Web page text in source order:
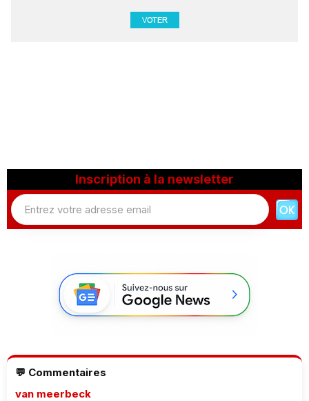
Inscription à la newsletter
💬 Commentaires
van meerbeck